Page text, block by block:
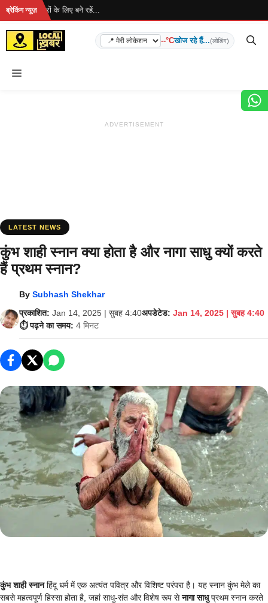
Skip
content
ब्रेकिंग न्यूज़
ताज़ा खबरों के लिए बने रहें...
--°Cखोज रहे हैं...(लोडिंग)
Menu
ADVERTISEMENT
LATEST NEWS
कुंभ शाही स्नान क्या होता है और नागा साधु क्यों करते
हैं प्रथम स्नान?
BySubhash Shekhar
प्रकाशित: Jan 14, 2025 | सुबह 4:40अपडेटेड: Jan 14, 2025 | सुबह 4:40
⏱️ पढ़ने का समय: 4 मिनट
कुंभ शाही स्नानहिंदू धर्म में एक अत्यंत पवित्र और विशिष्ट परंपरा है। यह स्नान कुंभ मेले का
सबसे महत्वपूर्ण हिस्सा होता है, जहां साधु-संत और विशेष रूप सेनागा साधुप्रथम स्नान करते